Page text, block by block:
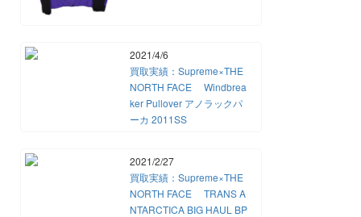
2021/4/6
買取実績：Supreme×THE
NORTH FACE Windbrea
ker Pullover アノラックパ
ーカ 2011SS
2021/2/27
買取実績：Supreme×THE
NORTH FACE TRANS A
NTARCTICA BIG HAUL BP